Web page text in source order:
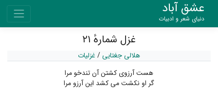
عشق آباد
دنیای شعر و ادبیات
غزل شمارهٔ ۲۱
هلالی جغتایی/ غزلیات
هست آرزوی کشتن آن تندخو مرا
گر او نکشت می کشد این آرزو مرا